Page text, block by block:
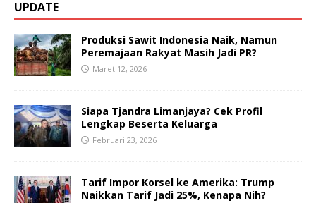
UPDATE
Produksi Sawit Indonesia Naik, Namun
Peremajaan Rakyat Masih Jadi PR?
Maret 12, 2026
Siapa Tjandra Limanjaya? Cek Profil
Lengkap Beserta Keluarga
Februari 23, 2026
Tarif Impor Korsel ke Amerika: Trump
Naikkan Tarif Jadi 25%, Kenapa Nih?